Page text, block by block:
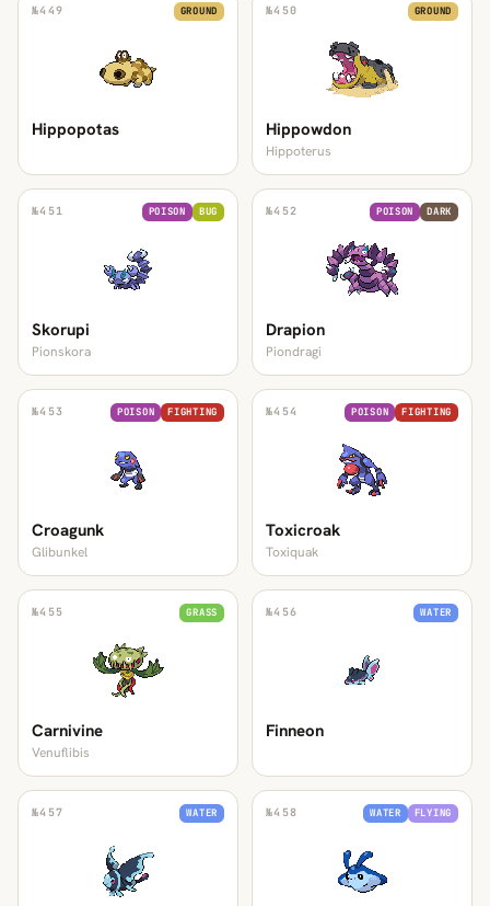
№449 GROUND
Hippopotas
№450 GROUND
Hippowdon
Hippoterus
№451 POISON BUG
Skorupi
Pionskora
№452 POISON DARK
Drapion
Piondragi
№453 POISON FIGHTING
Croagunk
Glibunkel
№454 POISON FIGHTING
Toxicroak
Toxiquak
№455 GRASS
Carnivine
Venuflibis
№456 WATER
Finneon
№457 WATER №458 WATER FLYING